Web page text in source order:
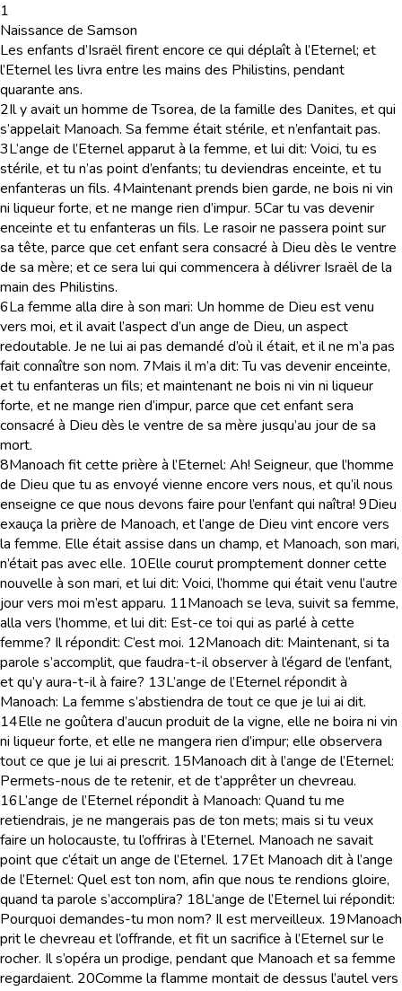
1
Naissance de Samson
Les enfants d’Israël firent encore ce qui déplaît à l’Eternel; et
l’Eternel les livra entre les mains des Philistins, pendant
quarante ans.
2Il y avait un homme de Tsorea, de la famille des Danites, et qui
s’appelait Manoach. Sa femme était stérile, et n’enfantait pas.
3L’ange de l’Eternel apparut à la femme, et lui dit: Voici, tu es
stérile, et tu n’as point d’enfants; tu deviendras enceinte, et tu
enfanteras un fils. 4Maintenant prends bien garde, ne bois ni vin
ni liqueur forte, et ne mange rien d’impur. 5Car tu vas devenir
enceinte et tu enfanteras un fils. Le rasoir ne passera point sur
sa tête, parce que cet enfant sera consacré à Dieu dès le ventre
de sa mère; et ce sera lui qui commencera à délivrer Israël de la
main des Philistins.
6La femme alla dire à son mari: Un homme de Dieu est venu
vers moi, et il avait l’aspect d’un ange de Dieu, un aspect
redoutable. Je ne lui ai pas demandé d’où il était, et il ne m’a pas
fait connaître son nom. 7Mais il m’a dit: Tu vas devenir enceinte,
et tu enfanteras un fils; et maintenant ne bois ni vin ni liqueur
forte, et ne mange rien d’impur, parce que cet enfant sera
consacré à Dieu dès le ventre de sa mère jusqu’au jour de sa
mort.
8Manoach fit cette prière à l’Eternel: Ah! Seigneur, que l’homme
de Dieu que tu as envoyé vienne encore vers nous, et qu’il nous
enseigne ce que nous devons faire pour l’enfant qui naîtra! 9Dieu
exauça la prière de Manoach, et l’ange de Dieu vint encore vers
la femme. Elle était assise dans un champ, et Manoach, son mari,
n’était pas avec elle. 10Elle courut promptement donner cette
nouvelle à son mari, et lui dit: Voici, l’homme qui était venu l’autre
jour vers moi m’est apparu. 11Manoach se leva, suivit sa femme,
alla vers l’homme, et lui dit: Est-ce toi qui as parlé à cette
femme? Il répondit: C’est moi. 12Manoach dit: Maintenant, si ta
parole s’accomplit, que faudra-t-il observer à l’égard de l’enfant,
et qu’y aura-t-il à faire? 13L’ange de l’Eternel répondit à
Manoach: La femme s’abstiendra de tout ce que je lui ai dit.
14Elle ne goûtera d’aucun produit de la vigne, elle ne boira ni vin
ni liqueur forte, et elle ne mangera rien d’impur; elle observera
tout ce que je lui ai prescrit. 15Manoach dit à l’ange de l’Eternel:
Permets-nous de te retenir, et de t’apprêter un chevreau.
16L’ange de l’Eternel répondit à Manoach: Quand tu me
retiendrais, je ne mangerais pas de ton mets; mais si tu veux
faire un holocauste, tu l’offriras à l’Eternel. Manoach ne savait
point que c’était un ange de l’Eternel. 17Et Manoach dit à l’ange
de l’Eternel: Quel est ton nom, afin que nous te rendions gloire,
quand ta parole s’accomplira? 18L’ange de l’Eternel lui répondit:
Pourquoi demandes-tu mon nom? Il est merveilleux. 19Manoach
prit le chevreau et l’offrande, et fit un sacrifice à l’Eternel sur le
rocher. Il s’opéra un prodige, pendant que Manoach et sa femme
regardaient. 20Comme la flamme montait de dessus l’autel vers